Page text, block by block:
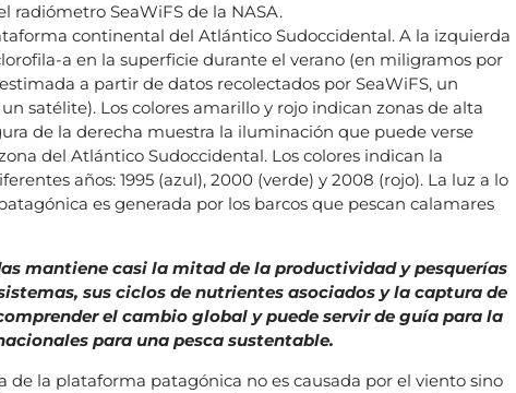
radiómetro SeaWiFS de la NASA.
continental del Atlántico Sudoccidental. A la izquierda
a en la superficie durante el verano (en miligramos por
a partir de datos recolectados por SeaWiFS, un
satélite). Los colores amarillo y rojo indican zonas de alta
de la derecha muestra la iluminación que puede verse
del Atlántico Sudoccidental. Los colores indican la
años: 1995 (azul), 2000 (verde) y 2008 (rojo). La luz a lo
es generada por los barcos que pescan calamares
mantiene casi la mitad de la productividad y pesquerías
sus ciclos de nutrientes asociados y la captura de
el cambio global y puede servir de guía para la
para una pesca sustentable.
de la plataforma patagónica no es causada por el viento sino